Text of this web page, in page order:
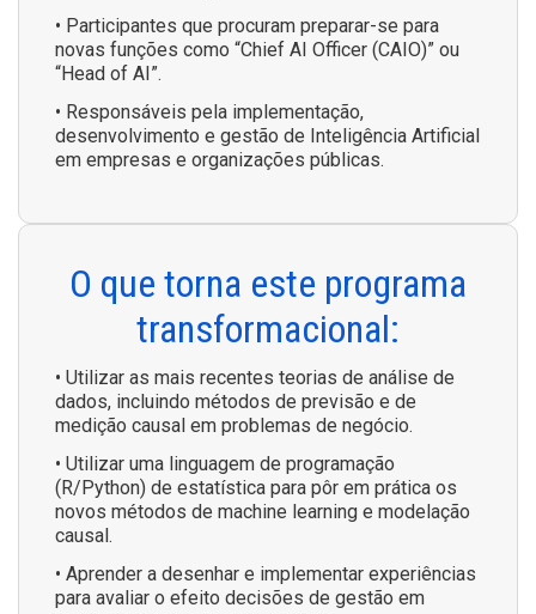
• Participantes que procuram preparar-se para
novas funções como “Chief AI Officer (CAIO)” ou
“Head of AI”.
• Responsáveis pela implementação,
desenvolvimento e gestão de Inteligência Artificial
em empresas e organizações públicas.
O que torna este programa
transformacional:
• Utilizar as mais recentes teorias de análise de
dados, incluindo métodos de previsão e de
medição causal em problemas de negócio.
• Utilizar uma linguagem de programação
(R/Python) de estatística para pôr em prática os
novos métodos de machine learning e modelação
causal.
• Aprender a desenhar e implementar experiências
para avaliar o efeito decisões de gestão em